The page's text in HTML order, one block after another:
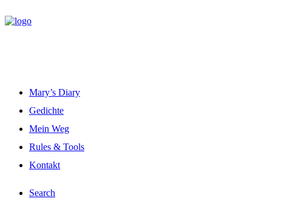
Mary’s Diary
Gedichte
Mein Weg
Rules & Tools
Kontakt
Search